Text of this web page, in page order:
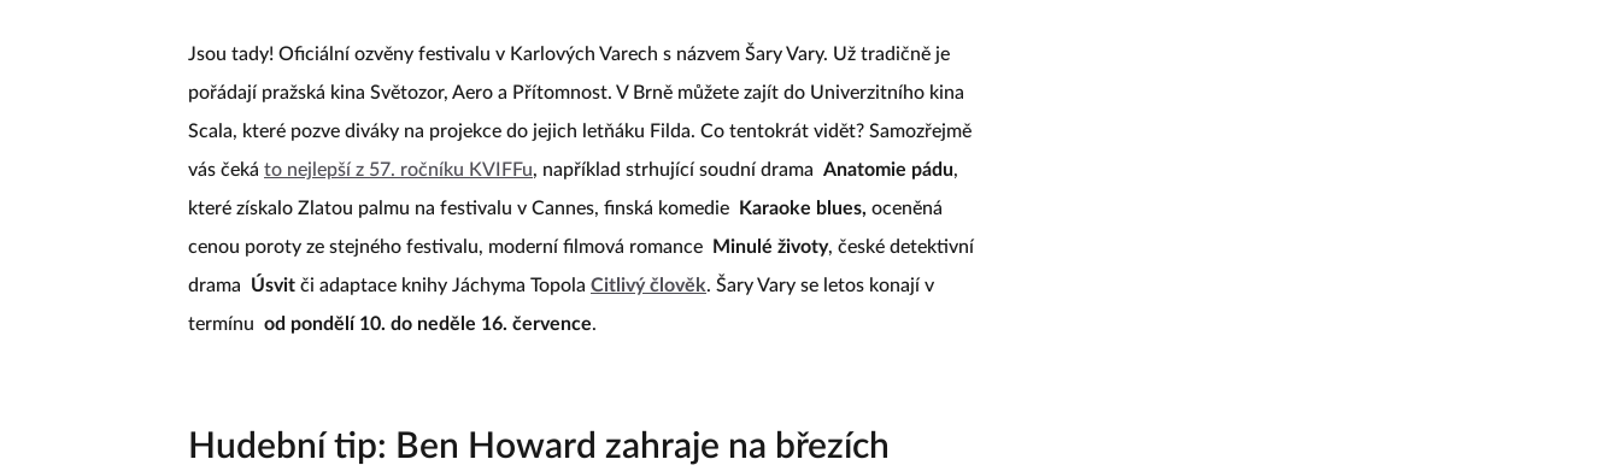
Jsou tady! Oficiální ozvěny festivalu v Karlových Varech s názvem Šary Vary. Už tradičně je
pořádají pražská kina Světozor, Aero a Přítomnost. V Brně můžete zajít do Univerzitního kina
Scala, které pozve diváky na projekce do jejich letňáku Filda. Co tentokrát vidět? Samozřejmě
vás čeká to nejlepší z 57. ročníku KVIFFu, například strhující soudní drama Anatomie pádu,
které získalo Zlatou palmu na festivalu v Cannes, finská komedie
Karaoke blues, oceněná
cenou poroty ze stejného festivalu, moderní filmová romance
Minulé životy, české detektivní
drama
Úsvit či adaptace knihy Jáchyma Topola Citlivý člověk. Šary Vary se letos konají v
termínu od pondělí 10. do neděle 16. července.
Hudební tip: Ben Howard zahraje na březích